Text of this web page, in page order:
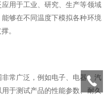
用于工业、研究、生产等领域
够在不同温度下模拟各种环境
。
常广泛，例如电子、电器、汽
于测试产品的性能参数、耐久